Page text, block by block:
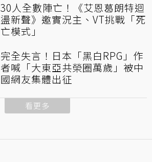
30人全數陣亡！《艾恩葛朗特迴
盪新聲》邀實況主、VT挑戰「死
亡模式」
完全失言！日本「黑白RPG」作
者喊「大東亞共榮圈萬歲」被中
國網友集體出征
看更多